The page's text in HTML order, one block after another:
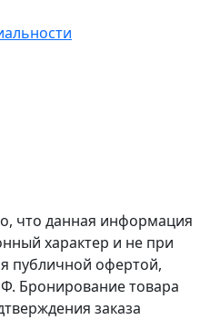
что данная информация
характер и не при
публичной офертой,
Бронирование товара
заказа